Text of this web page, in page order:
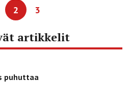
2 3
artikkelit
puhuttaa